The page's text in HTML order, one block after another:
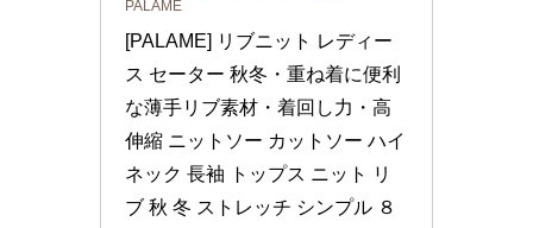
PALAME
[PALAME] リブニット レディー
ス セーター 秋冬・重ね着に便利
な薄手リブ素材・着回し力・高
伸縮 ニットソー カットソー ハイ
ネック 長袖 トップス ニット リ
ブ 秋 冬 ストレッチ シンプル ８